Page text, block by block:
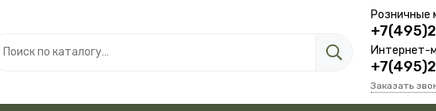
Розничные
Интернет-
Заказать